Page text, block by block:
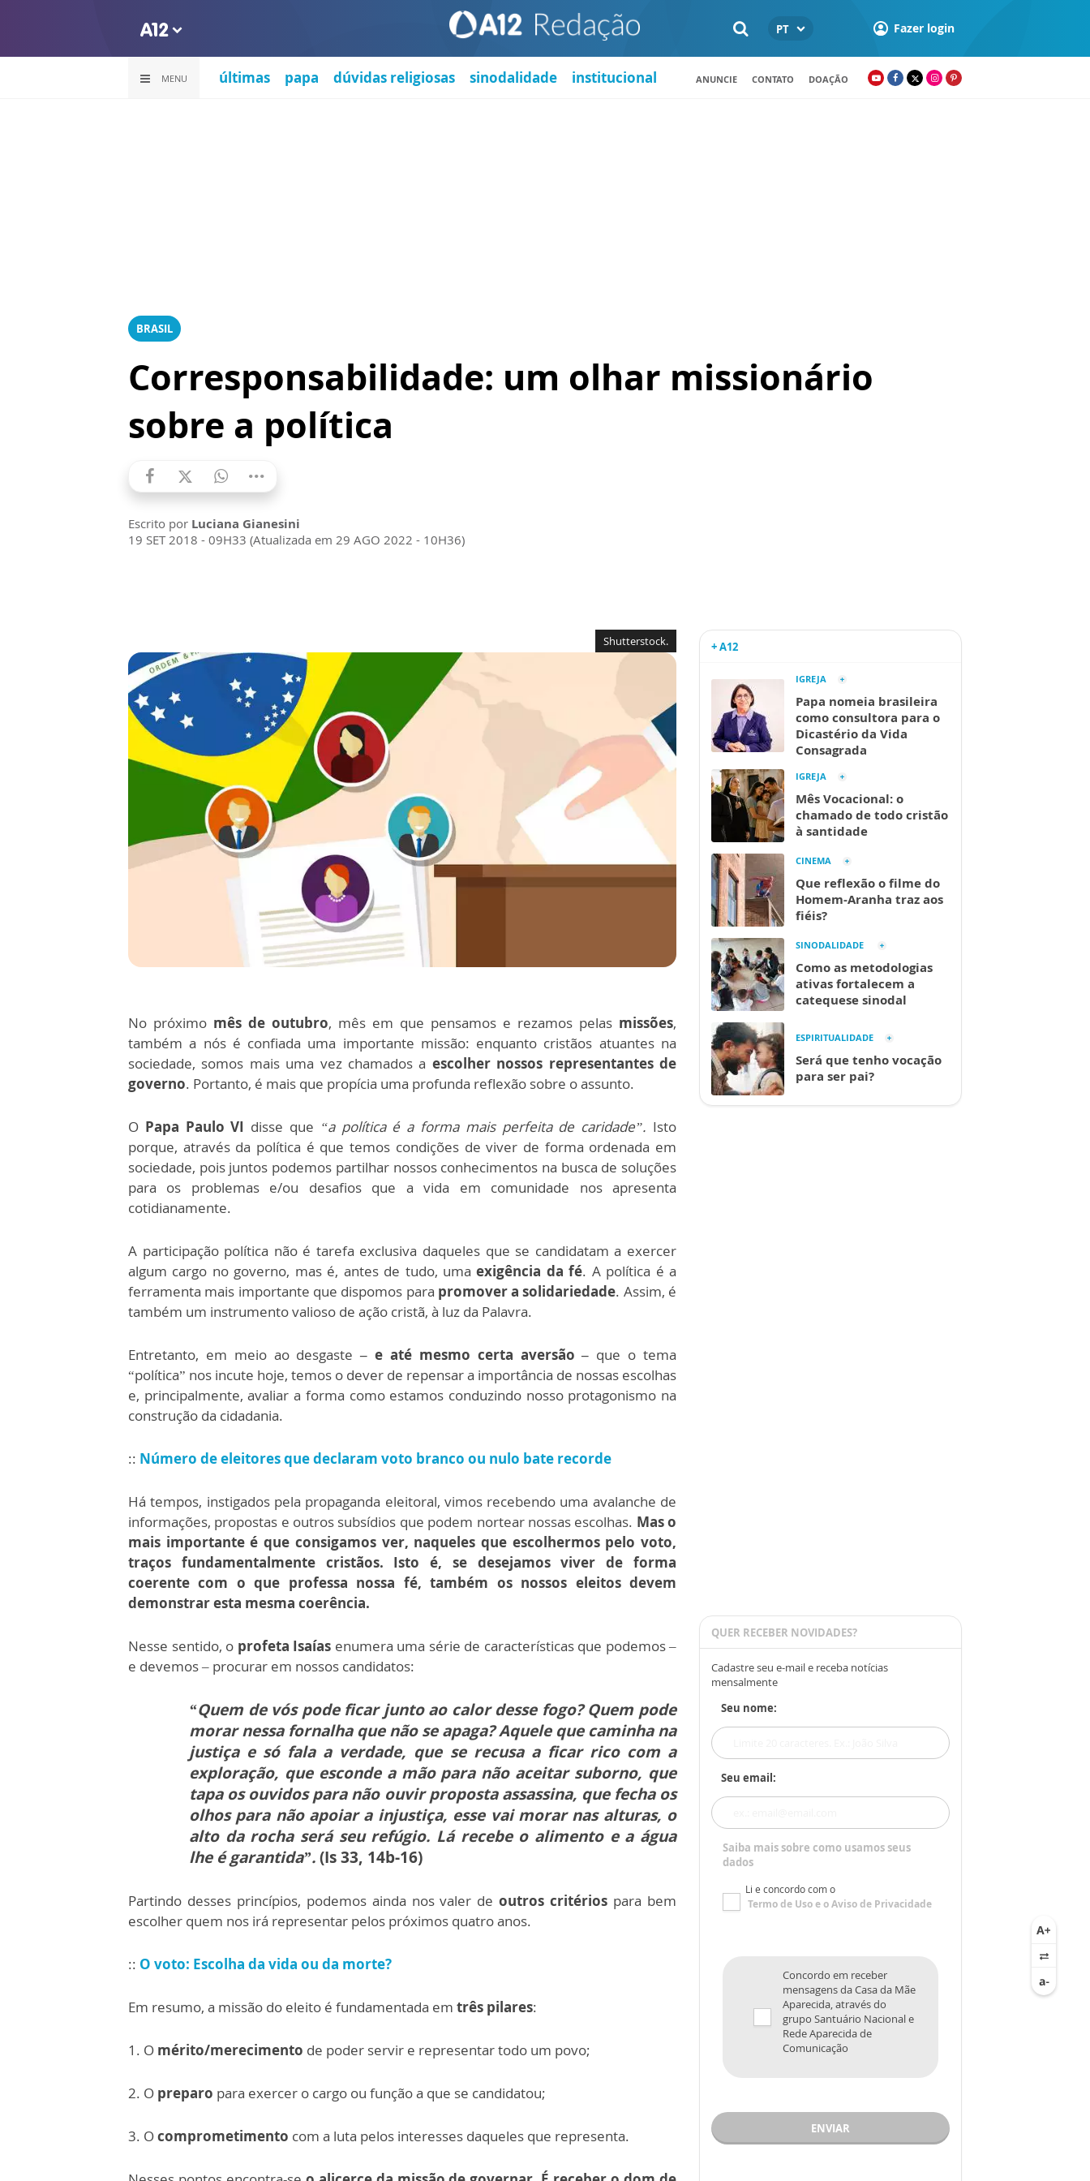
PT Fazer login
MENU últimas papa dúvidas religiosas sinodalidade institucional ANUNCIE CONTATO DOAÇÃO
BRASIL
Corresponsabilidade: um olhar missionário
sobre a política
Escrito por Luciana Gianesini
19 SET 2018 - 09H33 (Atualizada em 29 AGO 2022 - 10H36)
Shutterstock.
No próximo mês de outubro, mês em que pensamos e rezamos pelas missões,
também a nós é confiada uma importante missão: enquanto cristãos atuantes na
sociedade, somos mais uma vez chamados a escolher nossos representantes de
governo. Portanto, é mais que propícia uma profunda reflexão sobre o assunto.
O Papa Paulo VI disse que “a política é a forma mais perfeita de caridade”. Isto
porque, através da política é que temos condições de viver de forma ordenada em
sociedade, pois juntos podemos partilhar nossos conhecimentos na busca de soluções
para os problemas e/ou desafios que a vida em comunidade nos apresenta
cotidianamente.
A participação política não é tarefa exclusiva daqueles que se candidatam a exercer
algum cargo no governo, mas é, antes de tudo, umaexigência da fé. A política é a
ferramenta mais importante que dispomos para promover a solidariedade. Assim, é
também um instrumento valioso de ação cristã, à luz da Palavra.
Entretanto, em meio ao desgaste– e até mesmo certa aversão – que o tema
“política” nos incute hoje, temos o dever de repensar a importância de nossas escolhas
e, principalmente, avaliar a forma como estamos conduzindo nosso protagonismo na
construção da cidadania.
:: Número de eleitores que declaram voto branco ou nulo bate recorde
Há tempos, instigados pela propaganda eleitoral, vimos recebendo uma avalanche de
informações, propostas e outros subsídios que podem nortear nossas escolhas. Mas o
mais importante é que consigamos ver, naqueles que escolhermos pelo voto,
traços fundamentalmente cristãos. Isto é, se desejamos viver de forma
coerente com o que professa nossa fé, também os nossos eleitos devem
demonstrar esta mesma coerência.
Nesse sentido, o profeta Isaías enumera uma série de características que podemos –
e devemos – procurar em nossos candidatos:
“Quem de vós pode ficar junto ao calor desse fogo? Quem pode
morar nessa fornalha que não se apaga? Aquele que caminha na
justiça e só fala a verdade, que se recusa a ficar rico com a
exploração, que esconde a mão para não aceitar suborno, que
tapa os ouvidos para não ouvir proposta assassina, que fecha os
olhos para não apoiar a injustiça, esse vai morar nas alturas, o
alto da rocha será seu refúgio. Lá recebe o alimento e a água
lhe é garantida”.(Is 33, 14b-16)
Partindo desses princípios, podemos ainda nos valer deoutros critérios para bem
escolher quem nos irá representar pelos próximos quatro anos.
:: O voto: Escolha da vida ou da morte?
Em resumo, a missão do eleito é fundamentada em três pilares:
1. O mérito/merecimento de poder servir e representar todo um povo;
2. O preparo para exercer o cargo ou função a que se candidatou;
3. Ocomprometimento com a luta pelos interesses daqueles que representa.
+ A12
IGREJA
Papa nomeia brasileira
como consultora para o
Dicastério da Vida
Consagrada
IGREJA
Mês Vocacional: o
chamado de todo cristão
à santidade
CINEMA
Que reflexão o filme do
Homem-Aranha traz aos
fiéis?
SINODALIDADE
Como as metodologias
ativas fortalecem a
catequese sinodal
ESPIRITUALIDADE
Será que tenho vocação
para ser pai?
QUER RECEBER NOVIDADES?
Cadastre seu e-mail e receba notícias
mensalmente
Seu nome:
Seu email:
Saiba mais sobre como usamos seus
dados
Li e concordo com o
Termo de Usoe oAviso de Privacidade
Concordo em receber
mensagens da Casa da Mãe
Aparecida, através do
grupo Santuário Nacional e
Rede Aparecida de
Comunicação
ENVIAR